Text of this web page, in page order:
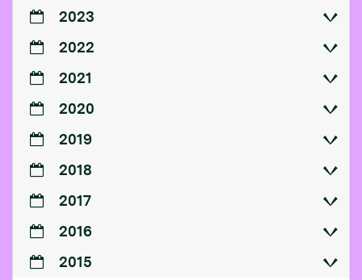
2023
2022
2021
2020
2019
2018
2017
2016
2015